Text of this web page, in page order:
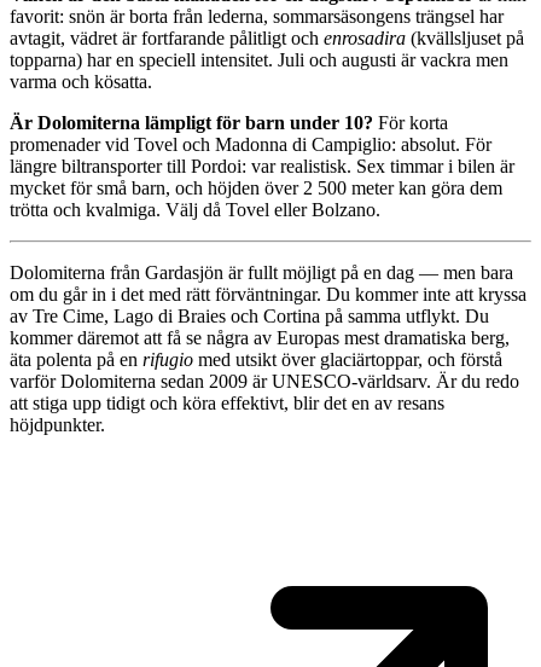
favorit: snön är borta från lederna, sommarsäsongens trängsel har
avtagit, vädret är fortfarande pålitligt och enrosadira (kvällsljuset på
topparna) har en speciell intensitet. Juli och augusti är vackra men
varma och kösatta.
Är Dolomiterna lämpligt för barn under 10? För korta
promenader vid Tovel och Madonna di Campiglio: absolut. För
längre biltransporter till Pordoi: var realistisk. Sex timmar i bilen är
mycket för små barn, och höjden över 2 500 meter kan göra dem
trötta och kvalmiga. Välj då Tovel eller Bolzano.
Dolomiterna från Gardasjön är fullt möjligt på en dag — men bara
om du går in i det med rätt förväntningar. Du kommer inte att kryssa
av Tre Cime, Lago di Braies och Cortina på samma utflykt. Du
kommer däremot att få se några av Europas mest dramatiska berg,
äta polenta på en rifugio med utsikt över glaciärtoppar, och förstå
varför Dolomiterna sedan 2009 är UNESCO-världsarv. Är du redo
att stiga upp tidigt och köra effektivt, blir det en av resans
höjdpunkter.